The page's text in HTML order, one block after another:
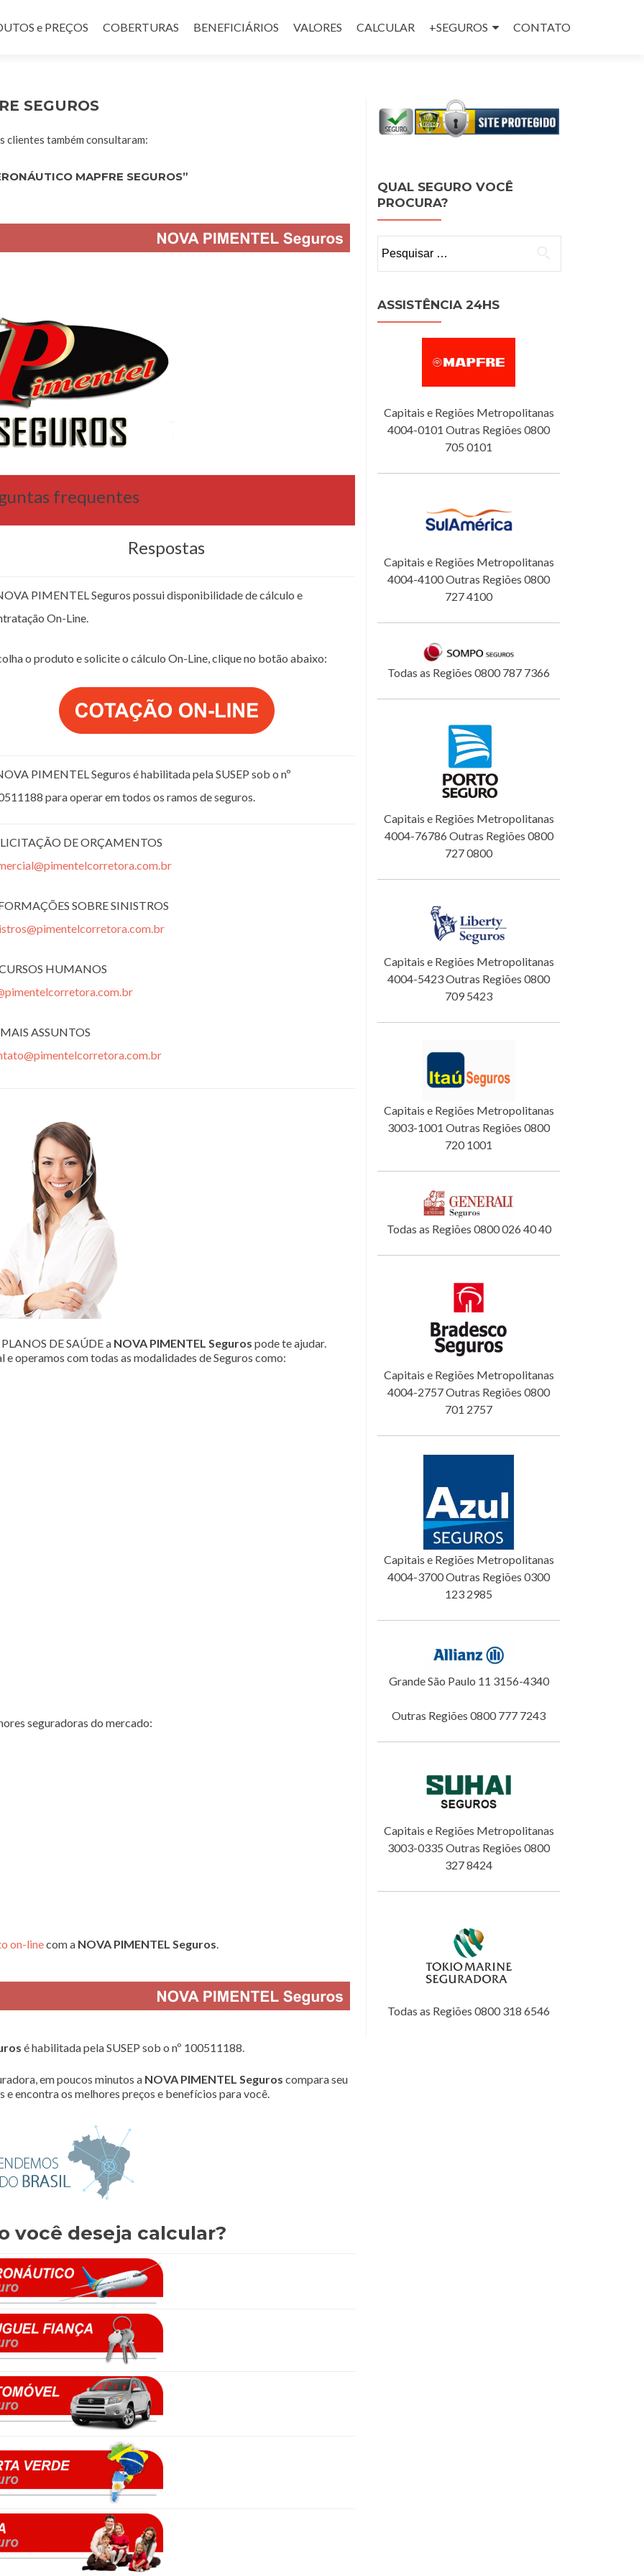
e PREÇOS COBERTURAS BENEFICIÁRIOS VALORES CALCULAR +SEGUROS CONTATO
SEGUROS
clientes também consultaram:
MAPFRE SEGUROS”
frequentes
Respostas
PIMENTEL Seguros possui disponibilidade de cálculo e
On-Line.
o produto e solicite o cálculo On-Line, clique no botão abaixo:
PIMENTEL Seguros é habilitada pela SUSEP sob o nº
para operar em todos os ramos de seguros.
DE ORÇAMENTOS
SOBRE SINISTROS
HUMANOS
ASSUNTOS
DE SAÚDE a NOVA PIMENTEL Seguros pode te ajudar.
operamos com todas as modalidades de Seguros como:
seguradoras do mercado:
on-linecom a NOVA PIMENTEL Seguros.
é habilitada pela SUSEP sob o nº 100511188.
em poucos minutos a NOVA PIMENTEL Seguros compara seu
e encontra os melhores preços e benefícios para você.
você deseja calcular?
QUAL SEGURO VOCÊ
PROCURA?
por:
ASSISTÊNCIA 24HS
Capitais e Regiões Metropolitanas
4004-0101 Outras Regiões 0800
705 0101
Capitais e Regiões Metropolitanas
4004-4100 Outras Regiões 0800
727 4100
Todas as Regiões 0800 787 7366
Capitais e Regiões Metropolitanas
4004-76786 Outras Regiões 0800
727 0800
Capitais e Regiões Metropolitanas
4004-5423 Outras Regiões 0800
709 5423
Capitais e Regiões Metropolitanas
3003-1001 Outras Regiões 0800
720 1001
Todas as Regiões 0800 026 40 40
Capitais e Regiões Metropolitanas
4004-2757 Outras Regiões 0800
701 2757
Capitais e Regiões Metropolitanas
4004-3700 Outras Regiões 0300
123 2985
Grande São Paulo 11 3156-4340
Outras Regiões 0800 777 7243
Capitais e Regiões Metropolitanas
3003-0335 Outras Regiões 0800
327 8424
Todas as Regiões 0800 318 6546